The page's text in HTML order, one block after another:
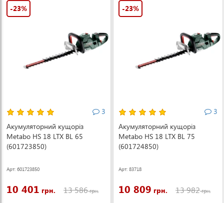
-23%
3
Акумуляторний кущоріз
Metabo HS 18 LTX BL 65
(601723850)
Арт: 601723850
10 401 грн. 13 586грн.
-23%
3
Акумуляторний кущоріз
Metabo HS 18 LTX BL 75
(601724850)
Арт: 83718
10 809 грн. 13 982грн.